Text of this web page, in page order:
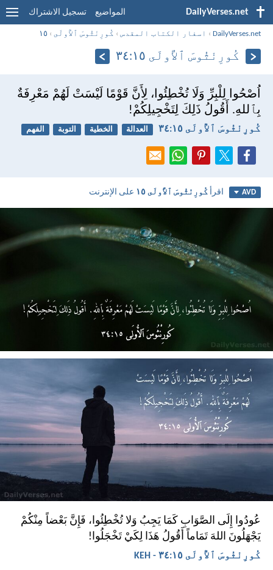
DailyVerses.net المواضيع تسجيل الاشتراك
DailyVerses.net
› اسفار الكتاب المقدس › كُورِنْثُوسَ ٱلأُولَى › ١٥
كُورِنْثُوسَ ٱلأُولَى ١٥:‏٣٤
اُصْحُوا لِلْبِرِّ وَلَا تُخْطِئُوا، لِأَنَّ قَوْمًا لَيْسَتْ لَهُمْ مَعْرِفَةٌ
بِٱللهِ. أَقُولُ ذَلِكَ لِتَخْجِيلِكُمْ!
كُورِنْثُوسَ ٱلأُولَى ١٥:‏٣٤ العدالة الخطية التوبة الفهم
AVD اقرأكُورِنْثُوسَ ٱلأُولَى ١٥ على الإنترنت
عُودُوا إِلَى الصَّوَابِ كَمَا يَجِبُ وَلا تُخْطِئُوا، فَإِنَّ بَعْضاً مِنْكُمْ
يَجْهَلُونَ اللهَ تَمَاماً أَقُولُ هَذَا لِكَيْ تَخْجَلُوا!
كُورِنْثُوسَ ٱلأُولَى ١٥:‏٣٤ - KEH